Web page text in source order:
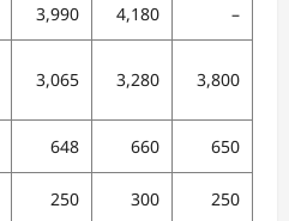
3,990 4,180 –
3,065 3,280 3,800
648 660 650
250 300 250